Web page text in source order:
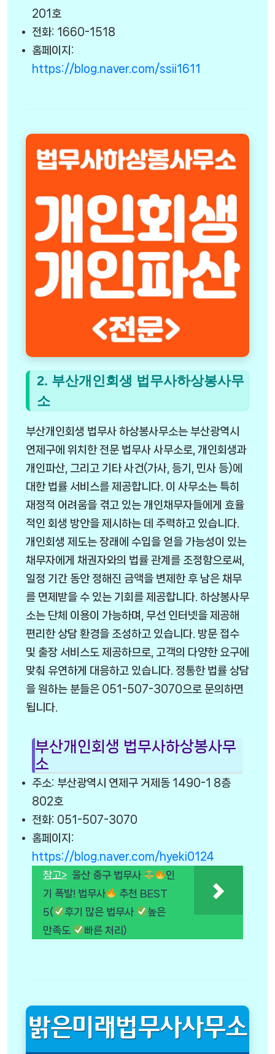
201호
전화: 1660-1518
홈페이지:
https://blog.naver.com/ssii1611
2. 부산개인회생 법무사하상봉사무
소
부산개인회생 법무사 하상봉사무소는 부산광역시
연제구에 위치한 전문 법무사 사무소로, 개인회생과
개인파산, 그리고 기타 사건(가사, 등기, 민사 등)에
대한 법률 서비스를 제공합니다. 이 사무소는 특히
재정적 어려움을 겪고 있는 개인채무자들에게 효율
적인 회생 방안을 제시하는 데 주력하고 있습니다.
개인회생 제도는 장래에 수입을 얻을 가능성이 있는
채무자에게 채권자와의 법률 관계를 조정함으로써,
일정 기간 동안 정해진 금액을 변제한 후 남은 채무
를 면제받을 수 있는 기회를 제공합니다. 하상봉사무
소는 단체 이용이 가능하며, 무선 인터넷을 제공해
편리한 상담 환경을 조성하고 있습니다. 방문 접수
및 출장 서비스도 제공하므로, 고객의 다양한 요구에
맞춰 유연하게 대응하고 있습니다. 정통한 법률 상담
을 원하는 분들은 051-507-3070으로 문의하면
됩니다.
부산개인회생 법무사하상봉사무
소
주소: 부산광역시 연제구 거제동 1490-1 8층
802호
전화: 051-507-3070
홈페이지:
https://blog.naver.com/hyeki0124
참고> 울산 중구 법무사
인
기 폭발! 법무사
추천 BEST
5(
후기 많은 법무사
높은
만족도
빠른 처리)